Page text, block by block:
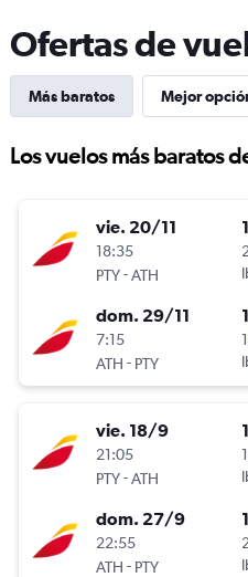
Ofertas de
Más baratos Mejor
Los vuelos más baratos
vie. 20/11
18:35
PTY-ATH
dom. 29/11
7:15
ATH - PTY
vie. 18/9
21:05
PTY-ATH
dom. 27/9
22:55
ATH - PTY